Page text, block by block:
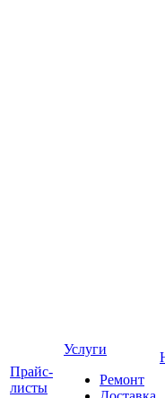
Прайс-
листы
Услуги
Ремонт